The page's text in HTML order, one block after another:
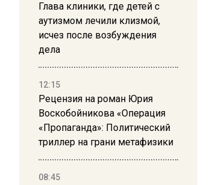
Глава клиники, где детей с
аутизмом лечили клизмой,
исчез после возбуждения
дела
12:15
Рецензия на роман Юрия
Воскобойникова «Операция
«Пропаганда»: Политический
триллер на грани метафизики
08:45